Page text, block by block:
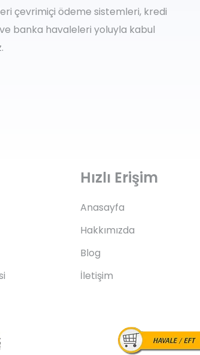
çevrimiçi ödeme sistemleri, kredi
banka havaleleri yoluyla kabul
Hızlı Erişim
Anasayfa
Hakkımızda
Blog
İletişim